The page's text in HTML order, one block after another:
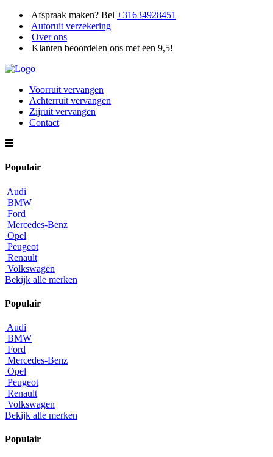
Afspraak maken? Bel +31634928451
Autoruit verzekering
Over ons
Klanten beoordelen ons met een 9,5!
Voorruit vervangen
Achterruit vervangen
Zijruit vervangen
Contact
Populair
Audi
BMW
Ford
Mercedes-Benz
Opel
Peugeot
Renault
Volkswagen
Bekijk alle merken
Populair
Audi
BMW
Ford
Mercedes-Benz
Opel
Peugeot
Renault
Volkswagen
Bekijk alle merken
Populair